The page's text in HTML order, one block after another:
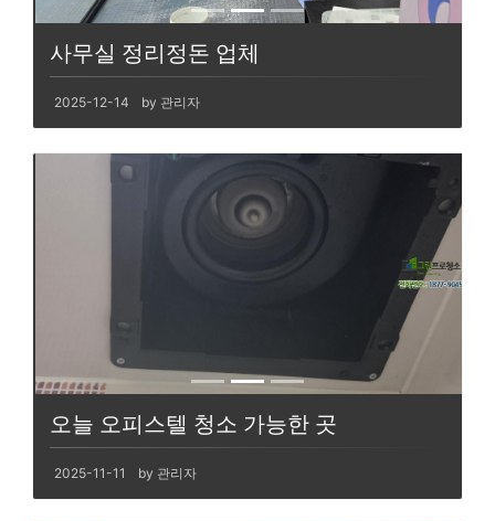
사무실 정리정돈 업체
2025-12-14 by 관리자
오늘 오피스텔 청소 가능한 곳
2025-11-11 by 관리자